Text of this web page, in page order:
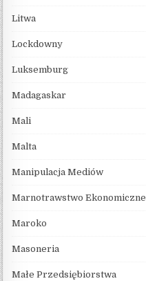
Litwa
Lockdowny
Luksemburg
Madagaskar
Mali
Malta
Manipulacja Mediów
Marnotrawstwo Ekonomiczne
Maroko
Masoneria
Małe Przedsiębiorstwa